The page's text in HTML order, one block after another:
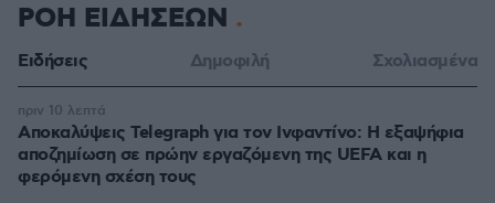
ΡΟΗ ΕΙΔΗΣΕΩΝ
Ειδήσεις Δημοφιλή Σχολιασμένα
Αποκαλύψεις Telegraph για τον Ινφαντίνο: Η εξαψήφια
αποζημίωση σε πρώην εργαζόμενη της UEFA και η
φερόμενη σχέση τους
πριν 10 λεπτά